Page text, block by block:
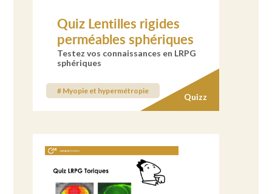
Quiz Lentilles rigides
perméables sphériques
Testez vos connaissances en LRPG
sphériques
Quizz
# Myopie et hypermétropie